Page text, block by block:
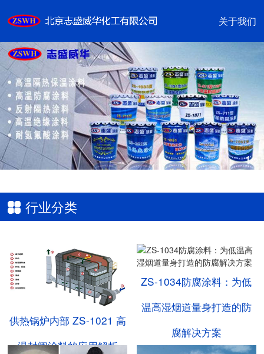
关于我们
1/2
行业分类
供热锅炉内部 ZS-1021 高
温封闭涂料的应用解析
ZS-1034防腐涂料：为低
温高湿烟道量身打造的防
腐解决方案